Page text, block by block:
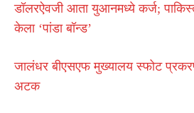
डॉलरऐवजी आता युआनमध्ये कर्ज;
केला ‘पांडा बॉन्ड’
जालंधर बीएसएफ मुख्यालय स्फोट
अटक